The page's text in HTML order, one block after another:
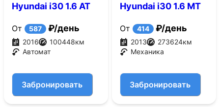
Hyundai i30 1.6 AT
От 587 ₽/день
2016 100448км
Автомат
Забронировать
Hyundai i30 1.6 MT
От 414 ₽/день
2013 273624км
Механика
Забронировать